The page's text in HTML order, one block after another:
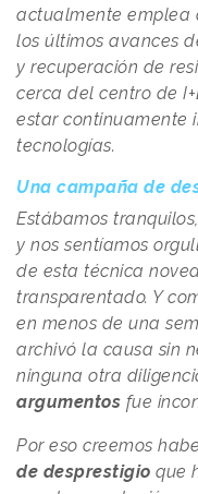
actualmente emplea
los últimos avances
y recuperación de
cerca del centro de
estar continuamente
tecnologías.
Una campaña de
Estábamos
y nos sentíamos
de esta técnica
transparentado. Y
en menos de una
archivó la causa sin
ninguna otra
argumentos fue
Por eso creemos
de desprestigio que